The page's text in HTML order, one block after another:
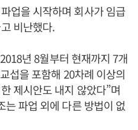
업을 시작하며 회사가 임급
비난했다.
년 8월부터 현재까지 7개
섭을 포함해 20차례 이상의
제시안도 내지 않았다”며
는 파업 외에 다른 방법이 없